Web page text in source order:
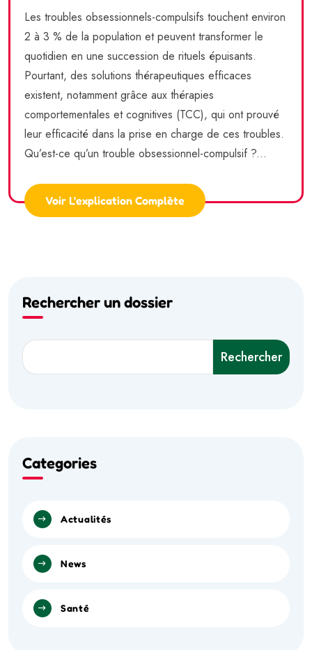
Les troubles obsessionnels-compulsifs touchent environ
2 à 3 % de la population et peuvent transformer le
quotidien en une succession de rituels épuisants.
Pourtant, des solutions thérapeutiques efficaces
existent, notamment grâce aux thérapies
comportementales et cognitives (TCC), qui ont prouvé
leur efficacité dans la prise en charge de ces troubles.
Qu’est-ce qu’un trouble obsessionnel-compulsif ?...
Voir L'explication Complète
Rechercher un dossier
Rechercher
Categories
Actualités
News
Santé